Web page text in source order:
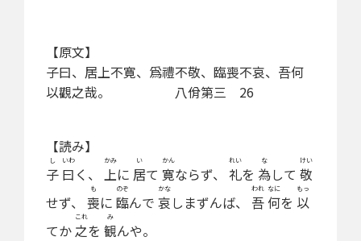
【原文】
子曰、居上不寛、爲禮不敬、臨喪不哀、吾何
以觀之哉。 八佾第三 26
【読み】
子
し
曰
いわ
く、上
かみ
に 居
い
て 寛
かん
ならず、 礼
れい
を 為
な
して敬
けい
せず、喪
も
に臨
のぞ
んで哀
かな
しまずんば、 吾
われ
何
なに
を 以
もっ
てか之
これ
を観
み
んや。